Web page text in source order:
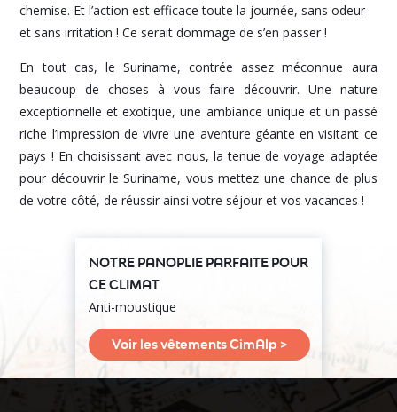
chemise. Et l’action est efficace toute la journée, sans odeur
et sans irritation ! Ce serait dommage de s’en passer !
En tout cas, le Suriname, contrée assez méconnue aura
beaucoup de choses à vous faire découvrir. Une nature
exceptionnelle et exotique, une ambiance unique et un passé
riche l’impression de vivre une aventure géante en visitant ce
pays ! En choisissant avec nous, la tenue de voyage adaptée
pour découvrir le Suriname, vous mettez une chance de plus
de votre côté, de réussir ainsi votre séjour et vos vacances !
NOTRE PANOPLIE PARFAITE POUR
CE CLIMAT
Anti-moustique
Voir les vêtements CimAlp >